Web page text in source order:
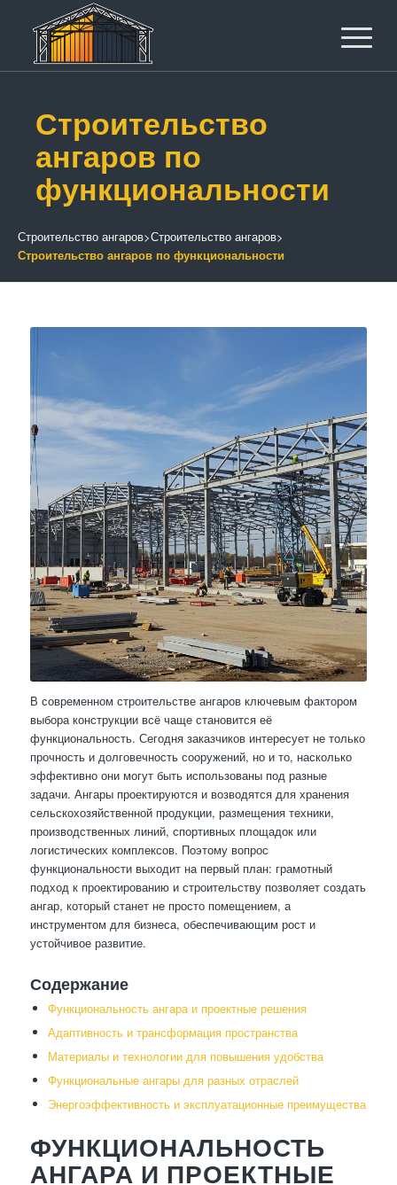
Строительство
ангаров по
функциональности
Строительство ангаров>Строительство ангаров>
Строительство ангаров по функциональности
В современном строительстве ангаров ключевым фактором
выбора конструкции всё чаще становится её
функциональность. Сегодня заказчиков интересует не только
прочность и долговечность сооружений, но и то, насколько
эффективно они могут быть использованы под разные
задачи. Ангары проектируются и возводятся для хранения
сельскохозяйственной продукции, размещения техники,
производственных линий, спортивных площадок или
логистических комплексов. Поэтому вопрос
функциональности выходит на первый план: грамотный
подход к проектированию и строительству позволяет создать
ангар, который станет не просто помещением, а
инструментом для бизнеса, обеспечивающим рост и
устойчивое развитие.
Содержание
Функциональность ангара и проектные решения
Адаптивность и трансформация пространства
Материалы и технологии для повышения удобства
Функциональные ангары для разных отраслей
Энергоэффективность и эксплуатационные преимущества
ФУНКЦИОНАЛЬНОСТЬ
АНГАРА И ПРОЕКТНЫЕ